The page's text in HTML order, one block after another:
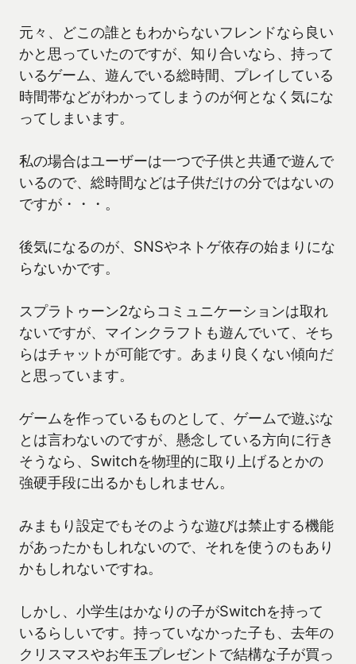
元々、どこの誰ともわからないフレンドなら良い
かと思っていたのですが、知り合いなら、持って
いるゲーム、遊んでいる総時間、プレイしている
時間帯などがわかってしまうのが何となく気にな
ってしまいます。
私の場合はユーザーは一つで子供と共通で遊んで
いるので、総時間などは子供だけの分ではないの
ですが・・・。
後気になるのが、SNSやネトゲ依存の始まりにな
らないかです。
スプラトゥーン2ならコミュニケーションは取れ
ないですが、マインクラフトも遊んでいて、そち
らはチャットが可能です。あまり良くない傾向だ
と思っています。
ゲームを作っているものとして、ゲームで遊ぶな
とは言わないのですが、懸念している方向に行き
そうなら、Switchを物理的に取り上げるとかの
強硬手段に出るかもしれません。
みまもり設定でもそのような遊びは禁止する機能
があったかもしれないので、それを使うのもあり
かもしれないですね。
しかし、小学生はかなりの子がSwitchを持って
いるらしいです。持っていなかった子も、去年の
クリスマスやお年玉プレゼントで結構な子が買っ